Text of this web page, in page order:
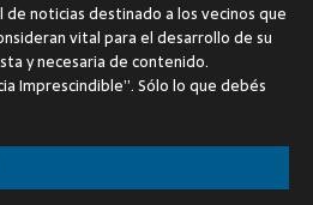
de noticias destinado a los vecinos que
vital para el desarrollo de su
y necesaria de contenido.
Imprescindible”. Sólo lo que debés